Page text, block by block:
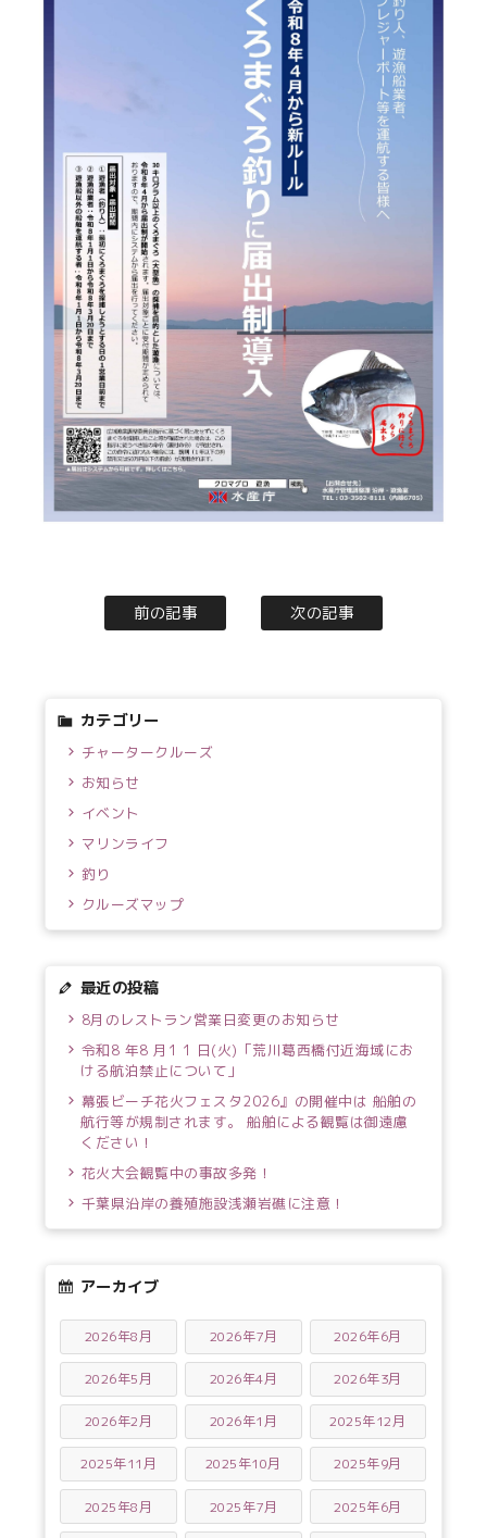
前の記事 次の記事
カテゴリー
チャータークルーズ
お知らせ
イベント
マリンライフ
釣り
クルーズマップ
最近の投稿
8月のレストラン営業日変更のお知らせ
令和8 年8 月1 1 日(火)「荒川葛西橋付近海域にお
ける航泊禁止について」
幕張ビーチ花火フェスタ2026』の開催中は 船舶の
航行等が規制されます。 船舶による観覧は御遠慮
ください！
花火大会観覧中の事故多発！
千葉県沿岸の養殖施設浅瀬岩礁に注意！
アーカイブ
2026年8月 2026年7月 2026年6月
2026年5月 2026年4月 2026年3月
2026年2月 2026年1月 2025年12月
2025年11月 2025年10月 2025年9月
2025年8月 2025年7月 2025年6月